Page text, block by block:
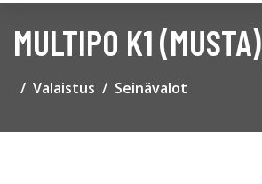
MULTIPO K1 (MUSTA)
Valaistus Seinävalot